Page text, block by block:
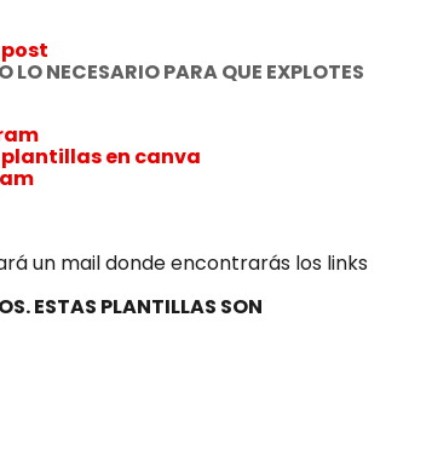
LO NECESARIO PARA QUE EXPLOTES
en canva
un mail donde encontrarás los links
ESTAS PLANTILLAS SON